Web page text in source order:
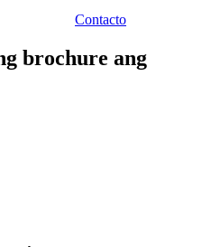
Contacto
brochure ang